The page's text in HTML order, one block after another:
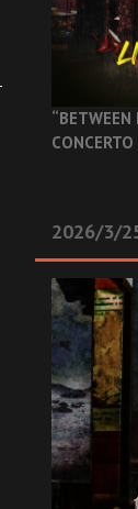
“BETWEEN
2026/3/